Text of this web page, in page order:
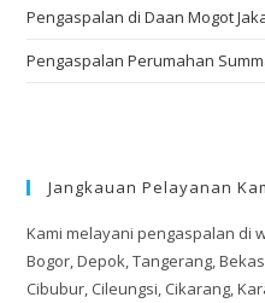
Pengaspalan di Daan Mogot
Pengaspalan Perumahan
Jangkauan Pelayanan
Kami melayani pengaspalan di
Bogor, Depok, Tangerang,
Cibubur, Cileungsi, Cikarang,